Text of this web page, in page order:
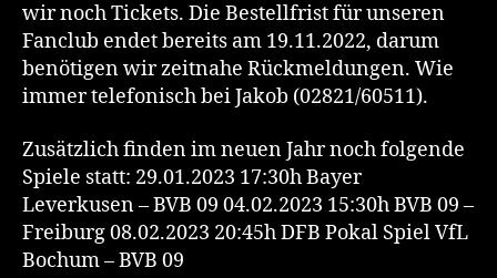
wir noch Tickets. Die Bestellfrist für unseren
Fanclub endet bereits am 19.11.2022, darum
benötigen wir zeitnahe Rückmeldungen. Wie
immer telefonisch bei Jakob (02821/60511).
Zusätzlich finden im neuen Jahr noch folgende
Spiele statt: 29.01.2023 17:30h Bayer
Leverkusen – BVB 09 04.02.2023 15:30h BVB 09 –
Freiburg 08.02.2023 20:45h DFB Pokal Spiel VfL
Bochum – BVB 09